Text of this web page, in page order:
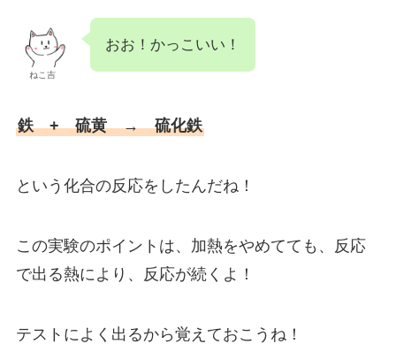
ねこ吉
おお！かっこいい！
鉄 + 硫黄 → 硫化鉄
という化合の反応をしたんだね！
この実験のポイントは、加熱をやめてても、反応
で出る熱により、反応が続くよ！
テストによく出るから覚えておこうね！